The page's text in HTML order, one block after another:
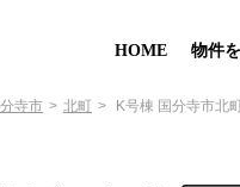
HOME 物件
寺市 北町 K号棟 国分寺市